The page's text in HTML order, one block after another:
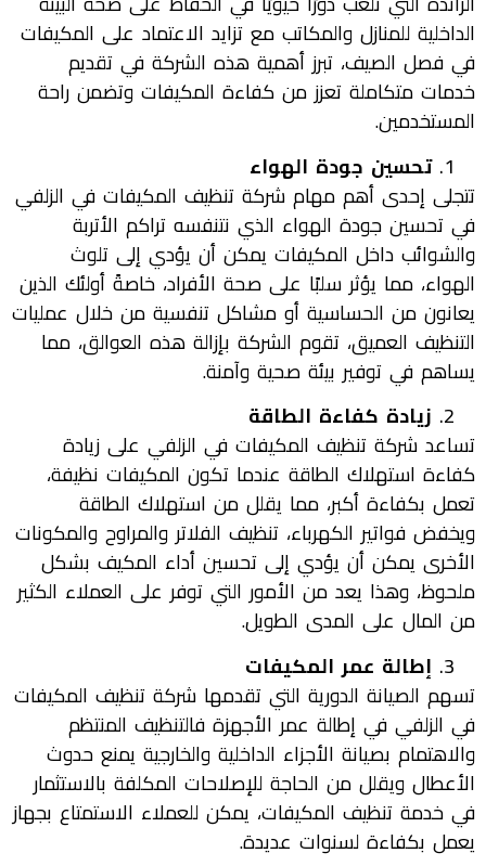
الداخلية للمنازل والمكاتب مع تزايد الاعتماد على المكيفات
في فصل الصيف، تبرز أهمية هذه الشركة في تقديم
خدمات متكاملة تعزز من كفاءة المكيفات وتضمن راحة
المستخدمين.
تحسين جودة الهواء
تتجلى إحدى أهم مهام شركة تنظيف المكيفات في الزلفي
في تحسين جودة الهواء الذي نتنفسه تراكم الأتربة
والشوائب داخل المكيفات يمكن أن يؤدي إلى تلوث
الهواء، مما يؤثر سلبًا على صحة الأفراد، خاصةً أولئك الذين
يعانون من الحساسية أو مشاكل تنفسية من خلال عمليات
التنظيف العميق، تقوم الشركة بإزالة هذه العوالق، مما
يساهم في توفير بيئة صحية وآمنة.
زيادة كفاءة الطاقة
تساعد شركة تنظيف المكيفات في الزلفي على زيادة
كفاءة استهلاك الطاقة عندما تكون المكيفات نظيفة،
تعمل بكفاءة أكبر، مما يقلل من استهلاك الطاقة
ويخفض فواتير الكهرباء، تنظيف الفلاتر والمراوح والمكونات
الأخرى يمكن أن يؤدي إلى تحسين أداء المكيف بشكل
ملحوظ، وهذا يعد من الأمور التي توفر على العملاء الكثير
من المال على المدى الطويل.
إطالة عمر المكيفات
تسهم الصيانة الدورية التي تقدمها شركة تنظيف المكيفات
في الزلفي في إطالة عمر الأجهزة فالتنظيف المنتظم
والاهتمام بصيانة الأجزاء الداخلية والخارجية يمنع حدوث
الأعطال ويقلل من الحاجة للإصلاحات المكلفة بالاستثمار
في خدمة تنظيف المكيفات، يمكن للعملاء الاستمتاع بجهاز
يعمل بكفاءة لسنوات عديدة.